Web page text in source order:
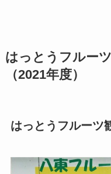
はっとうフルー
（2021年度）
はっとうフルーツ